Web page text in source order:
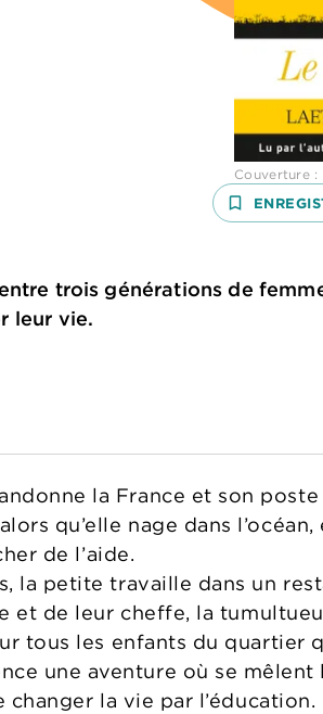
Couverture
bookmark_border
trois générations de
leur vie.
la France et son
qu’elle nage dans
de l’aide.
la petite travaille dans un
et de leur cheffe, la
tous les enfants du quartier
une aventure où se mêlent
la vie par l’éducation.